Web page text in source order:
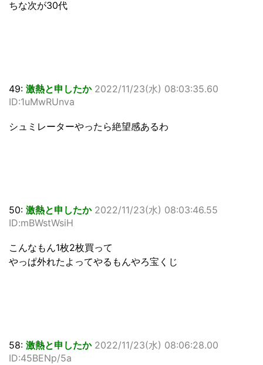
ちな次が30代
49: 激熱と申したか 2022/11/23(水) 08:03:35.60
ID:1uMwRUnva
シュミレーターやったら絶望感あるわ
50: 激熱と申したか 2022/11/23(水) 08:03:46.55
ID:mBWstWsiH
こんなもん1枚2枚買って
やっぱ外れたよってやるもんやろ宝くじ
58: 激熱と申したか 2022/11/23(水) 08:06:28.00
ID:45BENp/5a